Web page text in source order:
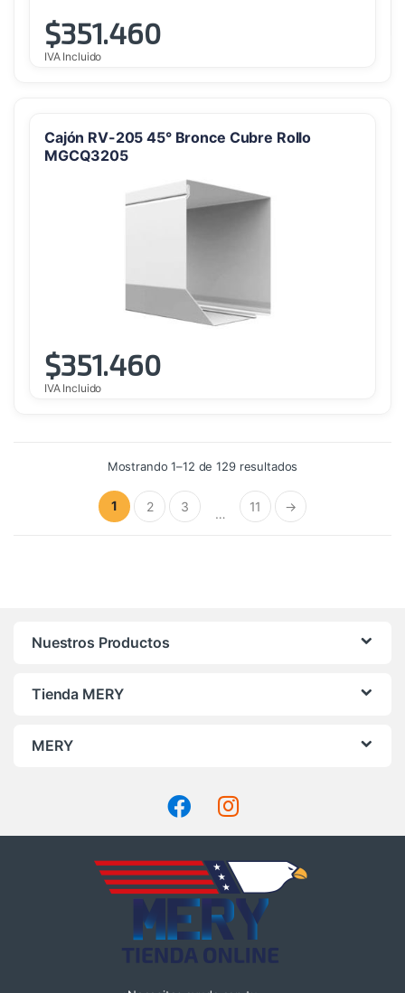
$351.460
IVA Incluido
Cajón RV-205 45° Bronce Cubre Rollo
MGCQ3205
$351.460
IVA Incluido
Mostrando 1–12 de 129 resultados
alto
bajo
1 2 3 … 11 →
Nuestros Productos
Tienda MERY
MERY